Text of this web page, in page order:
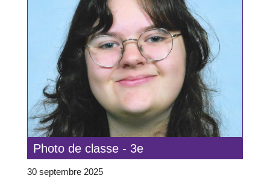
Photo de classe - 3e
30 septembre 2025